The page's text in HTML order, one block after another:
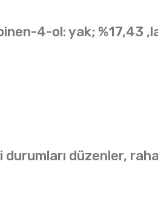
4-ol: yak; %17,43
düzenler,